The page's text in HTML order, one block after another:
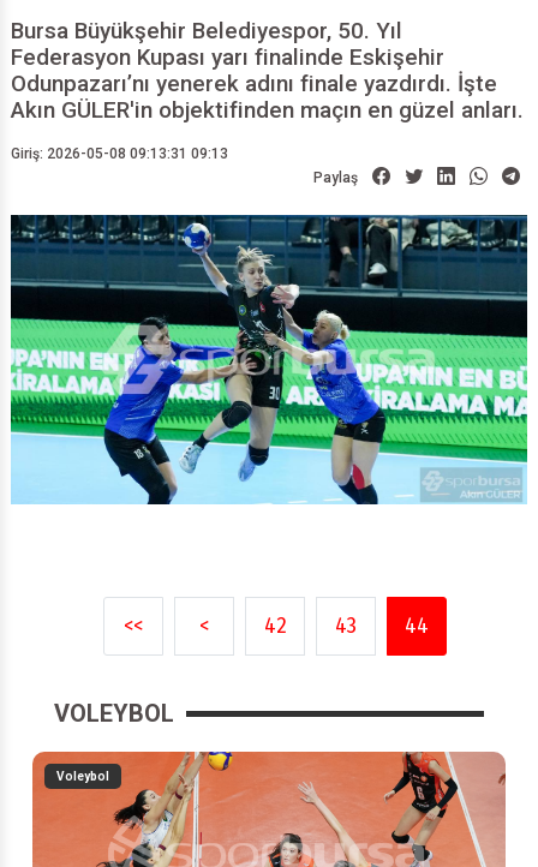
Bursa Büyükşehir Belediyespor, 50. Yıl
Federasyon Kupası yarı finalinde Eskişehir
Odunpazarı’nı yenerek adını finale yazdırdı. İşte
Akın GÜLER'in objektifinden maçın en güzel anları.
Giriş: 2026-05-08 09:13:31 09:13
Paylaş
<< < 42 43 44
VOLEYBOL
Voleybol